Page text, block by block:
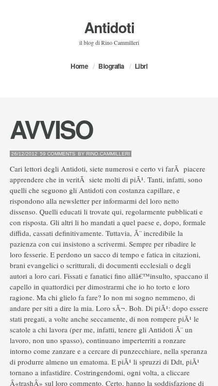
Antidoti
il blog di Rino Cammilleri
Home Biografia Libri
AVVISO
26/12/2012 59 COMMENTS BY RINO.CAMMILLERI
Cari lettori degli Antidoti, siete numerosi e certo vi farÃ piacere
apprendere che in veritÃ siete molti di piÃ¹. Tanti, infatti, sono
quelli che seguono gli Antidoti con costanza capillare, e
rispondono alla newsletter per informarmi del loro netto
dissenso. Quelli educati li trovate qui, regolarmente pubblicati e
con risposta. Gli altri li ho mandati a quel paese e, dopo, formale
diffida, cassati definitivamente. Tuttavia, Ã¨ incredibile la
pazienza con cui insistono a scrivermi. Sempre per ribadire le
loro fesserie. E perdono un sacco di tempo e fatica in citazioni,
brani evangelici o scritturali, di documenti ecclesiali o degli
autori a loro cari. Fissati e fanatici fino allâ€™insulto, spaccano il
capello in quattordici per dimostrarmi che io ho torto e loro
ragione. Ma chi glielo fa fare? Io non mi sogno nemmeno, di
andare per siti a dire la mia. Loro sÃ¬. Boh. Di piÃ¹: dopo essere
stati pregati, a volte anche seccamente, di non rompere piÃ¹ le
scatole a chi lavora (per me, infatti, tenere gli Antidoti Ã¨ un
lavoro, non uno spasso), continuano imperterriti a ronzare
intorno come zanzare e a cercare di punzecchiare, nella speranza
di produrre almeno un ematoma. E piÃ¹ li spruzzi di Ddt, piÃ¹
tornano a infastidire. Costringendomi, ogni volta, a cliccare
Â«trashÂ» sul loro commento. Certo, hanno la soddisfazione di